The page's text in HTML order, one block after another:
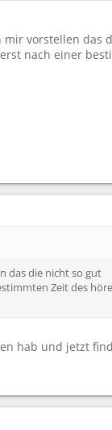
mir vorstellen das
nach einer
das die nicht so gut
Zeit des
hab und jetzt